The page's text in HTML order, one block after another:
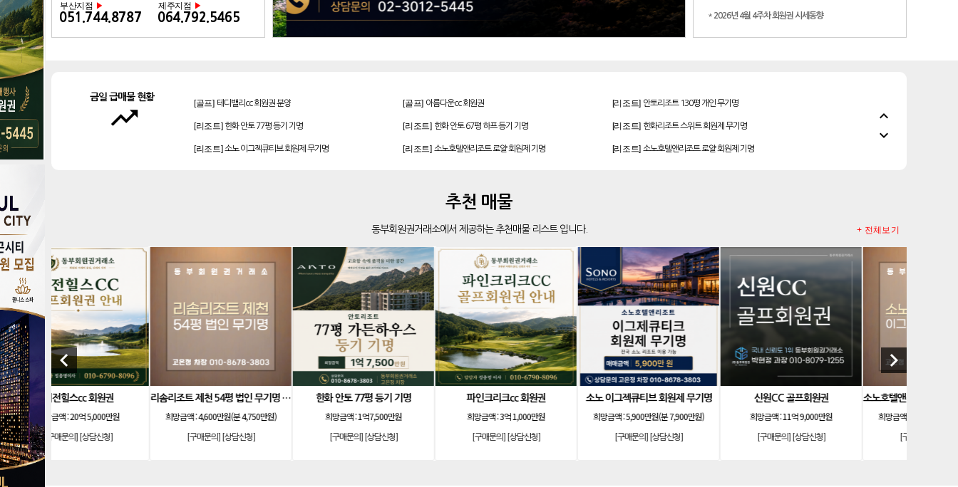
부산지점 ▶
051.744.8787
제주지점 ▶
064.792.5465 * 2026년 4월 4주차 회원권 시세동향
금일 급매물 현황
trending_up [리조트]한화 안토 77평 등기 기명 [리조트]한화 안토 67평 하프 등기 기명 [리조트] 한화리조트 스위트 회원제 무기명
[리조트] 소노 이그젝큐티브 회원제 무기명 [리조트] 소노호텔앤리조트 로얄 회원제 기명 [리조트] 소노호텔앤리조트 로얄 회원제 기명
[리조트]소노호텔앤리조트 로얄 등기 기명 [리조트] 소노호텔앤리조트 골드 회원제 무기명 [리조트] 소노호텔앤리조트 골드 등기 기명
발리오스cc 회원권 종류
[골프]양주cc 골프회원권 [골프]더시에나서울cc 회원권 [골프]레이크우드cc 프리빌리지
[골프]비전힐스cc 골프회원권 [리조트]리솜리조트 제천 54평 법인 무기명 회원제
expand_less
expand_more
추천 매물
동부회원권거래소에서 제공하는 추천매물 리스트 입니다. + 전체보기
keyboard_arrow_left
권
만원
청]
리솜리조트 제천 54평 법인 무기명 회원제
희망금액 :4,600만원(분 4,750만원)
[구매문의]
한화 안토 77평 등기 기명
희망금액 :1억7,500만원
[구매문의]
파인크리크cc 회원권
희망금액 :3억 1,000만원
[구매문의]
소노 이그젝큐티브 회원제 무기명
희망금액 :5,900만원(분 7,900만원)
[구매문의]
신원CC 골프회원권
희망금액 :11억 9,000만원
[구매문의]
소노호텔앤리조트 이그제큐티브 무기명 회원제
희망금액 :6,000만원(분 7,900만원)
[구매문의]
keyboard_arrow_right